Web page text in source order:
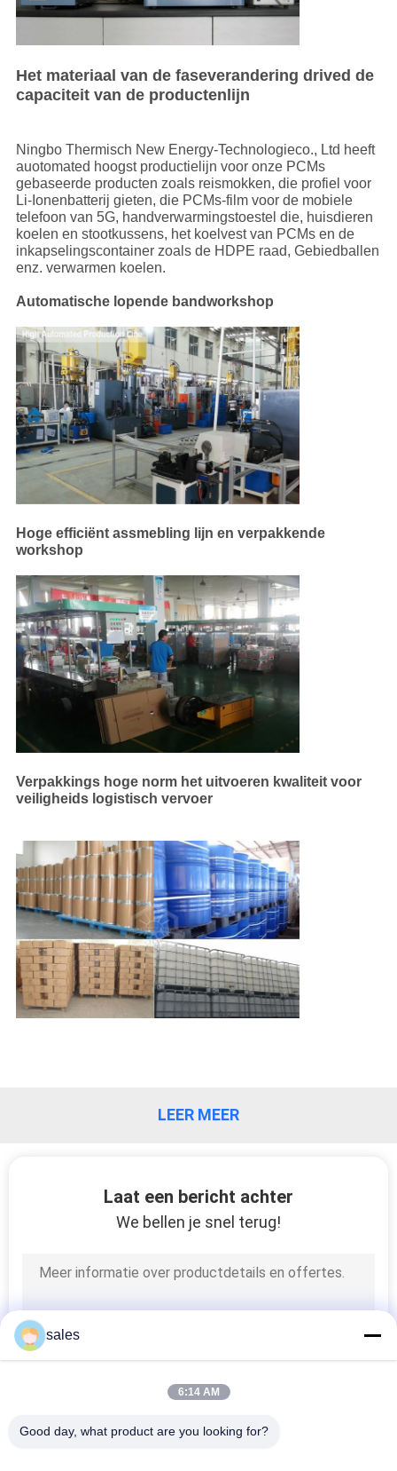
Het materiaal van de faseverandering drived de
capaciteit van de productenlijn
Ningbo Thermisch New Energy-Technologieco., Ltd heeft
auotomated hoogst productielijn voor onze PCMs
gebaseerde producten zoals reismokken, die profiel voor
Li-Ionenbatterij gieten, die PCMs-film voor de mobiele
telefoon van 5G, handverwarmingstoestel die, huisdieren
koelen en stootkussens, het koelvest van PCMs en de
inkapselingscontainer zoals de HDPE raad, Gebiedballen
enz. verwarmen koelen.
Automatische lopende bandworkshop
Hoge efficiënt assmebling lijn en verpakkende
workshop
Verpakkings hoge norm het uitvoeren kwaliteit voor
veiligheids logistisch vervoer
LEER MEER
Laat een bericht achter
We bellen je snel terug!
sales
6:14 AM
Good day, what product are you looking for?